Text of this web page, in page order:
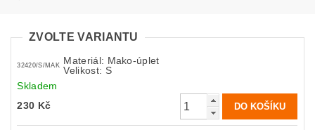
ZVOLTE VARIANTU
32420/S/MAK
Materiál: Mako-úplet
Velikost: S
Skladem
230 Kč